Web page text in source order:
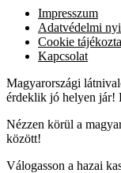
Impresszum
Adatvédelmi
Cookie
Kapcsolat
Magyarországi
érdeklik jó helyen jár!
Nézzen körül a
között!
Válogasson a hazai